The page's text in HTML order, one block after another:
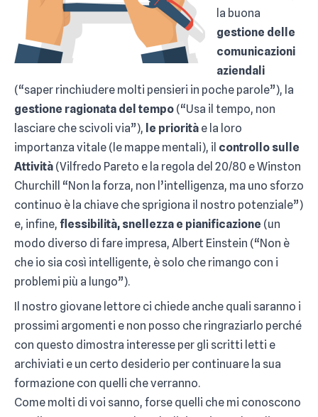
la buona
gestione delle
comunicazioni
aziendali
(“saper rinchiudere molti pensieri in poche parole”), la
gestione ragionata del tempo (“Usa il tempo, non
lasciare che scivoli via”), le priorità e la loro
importanza vitale (le mappe mentali), il controllo sulle
Attività (Vilfredo Pareto e la regola del 20/80 e Winston
Churchill “Non la forza, non l’intelligenza, ma uno sforzo
continuo è la chiave che sprigiona il nostro potenziale”)
e, infine, flessibilità, snellezza e pianificazione (un
modo diverso di fare impresa, Albert Einstein (“Non è
che io sia così intelligente, è solo che rimango con i
problemi più a lungo”).
Il nostro giovane lettore ci chiede anche quali saranno i
prossimi argomenti e non posso che ringraziarlo perché
con questo dimostra interesse per gli scritti letti e
archiviati e un certo desiderio per continuare la sua
formazione con quelli che verranno.
Come molti di voi sanno, forse quelli che mi conoscono